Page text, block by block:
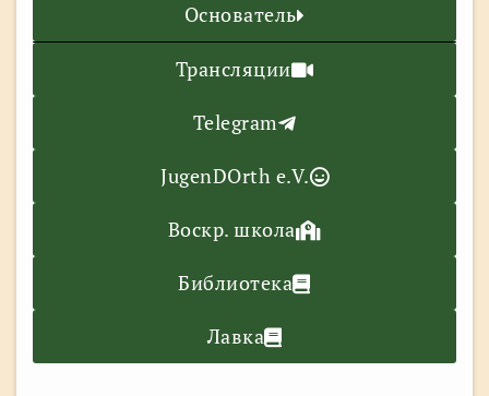
Основатель
Трансляции
Telegram
JugenDOrth e.V.
Воскр. школа
Библиотека
Лавка